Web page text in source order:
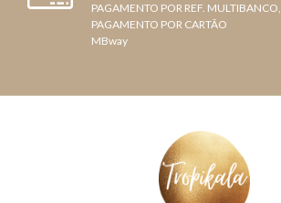
PAGAMENTO POR REF. MULTIBANCO,
PAGAMENTO POR CARTÃO
MBway